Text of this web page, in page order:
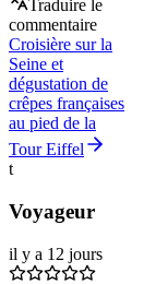
Traduire le
commentaire
Croisière sur la
Seine et
dégustation de
crêpes françaises
au pied de la
Tour Eiffel
t
Voyageur
il y a 12 jours